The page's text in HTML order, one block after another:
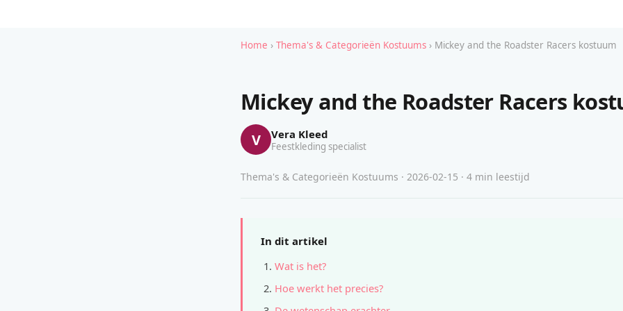
Home › Thema's & Categorieën Kostuums › Mickey and the Roadster Racers kostuum
Mickey and the Roadster Racers
V Vera Kleed
Feestkleding specialist
Thema's & Categorieën Kostuums · 2026-02-15 · 4 min leestijd
In dit artikel
Wat is het?
Hoe werkt het precies?